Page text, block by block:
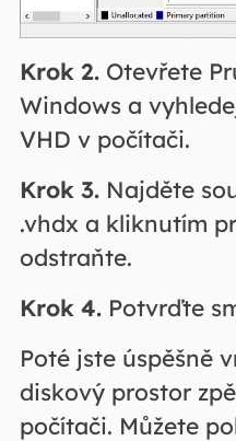
Krok 2.Otevřete
Windows a
VHD v počítači.
Krok 3.Najděte
.vhdx a kliknutím
odstraňte.
Krok 4.Potvrďte
Poté jste úspěšně
diskový prostor
počítači. Můžete